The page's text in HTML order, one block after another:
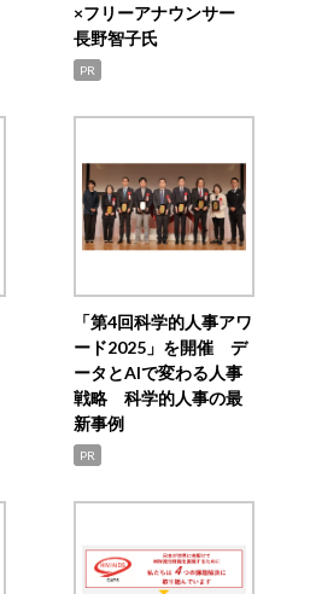
×フリーアナウンサー
長野智子氏
PR
「第4回科学的人事アワ
ード2025」を開催 デ
ータとAIで変わる人事
戦略 科学的人事の最
新事例
PR